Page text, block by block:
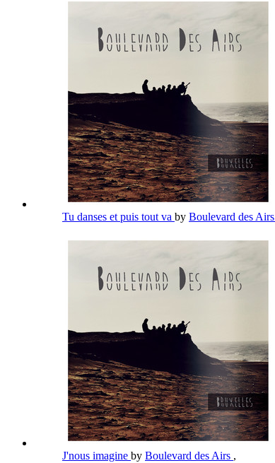
Tu danses et puis tout va by Boulevard des Airs
J'nous imagine by Boulevard des Airs ,